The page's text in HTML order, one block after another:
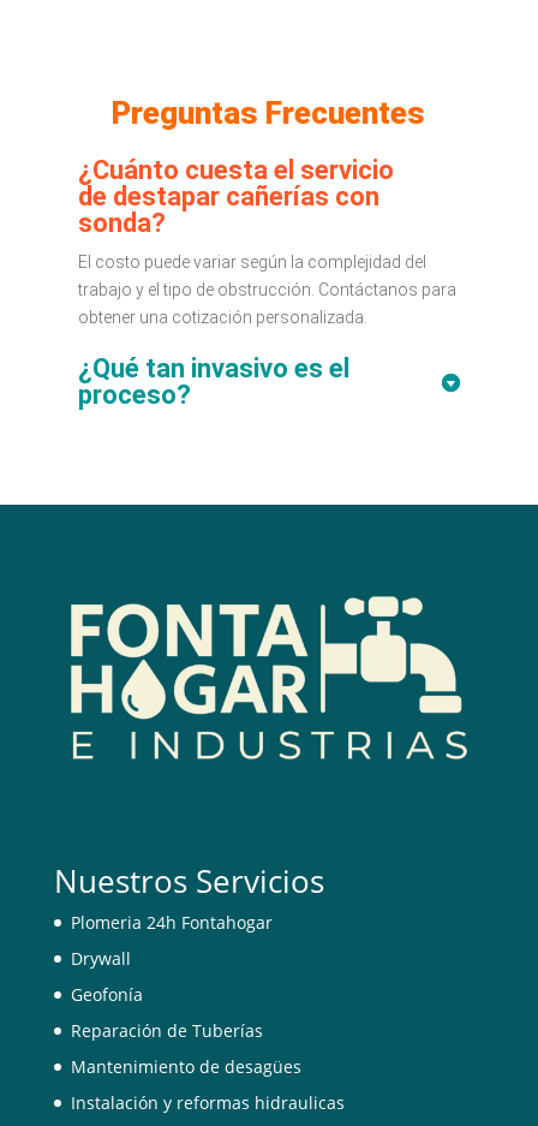
Preguntas Frecuentes
¿Cuánto cuesta el servicio
de destapar cañerías con
sonda?
El costo puede variar según la complejidad del
trabajo y el tipo de obstrucción. Contáctanos para
obtener una cotización personalizada.
¿Qué tan invasivo es el
proceso?
Nuestros Servicios
Plomeria 24h Fontahogar
Drywall
Geofonía
Reparación de Tuberías
Mantenimiento de desagües
Instalación y reformas hidraulicas